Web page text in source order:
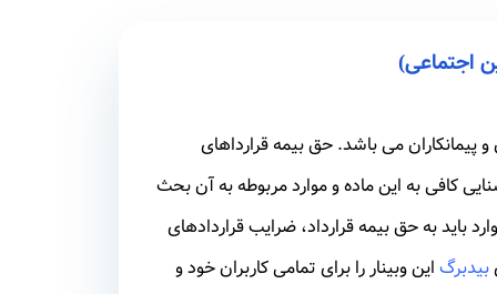
و پیمانکاران می باشد. حق بیمه قرارداهای
عدم آشنایی کافی به این ماده و موارد مربوطه به آن بحث
باید به حق بیمه قرارداد، ضرایب قراردادهای
بیدبرگ این وبینار را برای تمامی کاربران خود و